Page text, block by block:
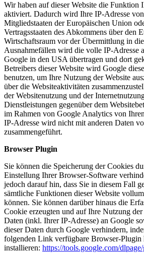
Wir haben auf dieser Website die Funktion
aktiviert. Dadurch wird Ihre IP-Adresse
Mitgliedstaaten der Europäischen Union
Vertragsstaaten des Abkommens über den
Wirtschaftsraum vor der Übermittlung in
Ausnahmefällen wird die volle IP-Adresse
Google in den USA übertragen und dort
Betreibers dieser Website wird Google
benutzen, um Ihre Nutzung der Website
über die Websiteaktivitäten
der Websitenutzung und der
Dienstleistungen gegenüber dem
im Rahmen von Google Analytics von
IP-Adresse wird nicht mit anderen Daten
zusammengeführt.
Browser Plugin
Sie können die Speicherung der Cookies
Einstellung Ihrer Browser-Software
jedoch darauf hin, dass Sie in diesem Fall
sämtliche Funktionen dieser Website
können. Sie können darüber hinaus die
Cookie erzeugten und auf Ihre Nutzung der
Daten (inkl. Ihrer IP-Adresse) an Google
dieser Daten durch Google verhindern,
folgenden Link verfügbare Browser-Plugin
installieren: https://tools.google.com/